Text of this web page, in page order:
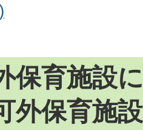
保育施設
外保育施